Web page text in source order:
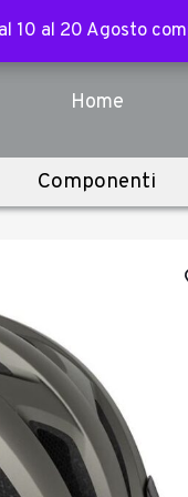
Home
Componenti
10 al 20 Agosto
10 al 20 Agosto